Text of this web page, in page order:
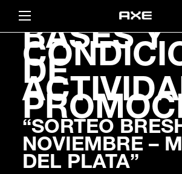
BASES Y
DE
“SORTEO
NOVIEMBRE –
DEL PLATA”